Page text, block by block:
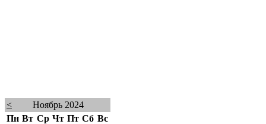
<
Ноябрь 2024
Пн Вт Ср Чт Пт Сб Вс